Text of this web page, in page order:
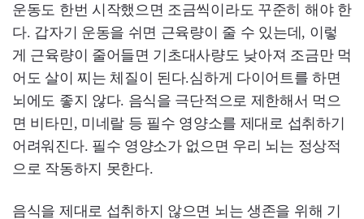
운동도 한번 시작했으면 조금씩이라도 꾸준히 해야 한
다. 갑자기 운동을 쉬면 근육량이 줄 수 있는데, 이렇
게 근육량이 줄어들면 기초대사량도 낮아져 조금만 먹
어도 살이 찌는 체질이 된다.심하게 다이어트를 하면
뇌에도 좋지 않다. 음식을 극단적으로 제한해서 먹으
면 비타민, 미네랄 등 필수 영양소를 제대로 섭취하기
어려워진다. 필수 영양소가 없으면 우리 뇌는 정상적
으로 작동하지 못한다.
음식을 제대로 섭취하지 않으면 뇌는 생존을 위해 기